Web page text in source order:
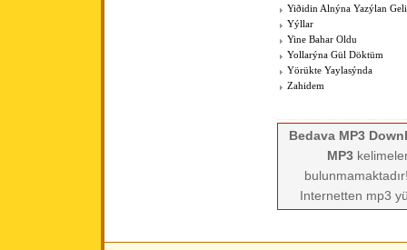
Yiðidin Alnýna Yazýlan
Yýllar
Yine Bahar Oldu
Yollarýna Gül Döktüm
Yörükte Yaylasýnda
Zahidem
Bedava MP3
MP3
Internetten mp3